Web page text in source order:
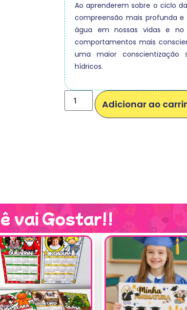
Ao aprenderem sobre o ciclo
compreensão mais profunda
água em nossas vidas e
comportamentos mais
uma maior conscientização
hídricos.
Adicionar ao
vai Gostar!!